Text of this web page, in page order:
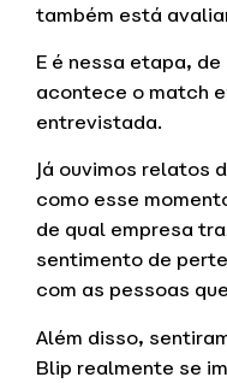
também está
E é nessa etapa,
acontece o match
entrevistada.
Já ouvimos relatos
como esse
de qual empresa
sentimento de
com as pessoas
Além disso,
Blip realmente se